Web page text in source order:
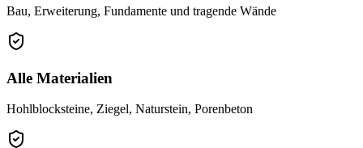
Bau, Erweiterung, Fundamente und tragende Wände
Alle Materialien
Hohlblocksteine, Ziegel, Naturstein, Porenbeton